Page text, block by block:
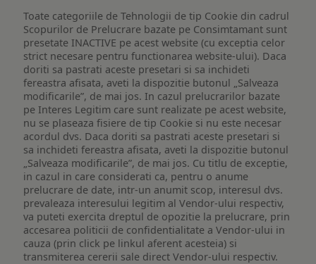
Toate categoriile de Tehnologii de tip Cookie din cadrul
Scopurilor de Prelucrare bazate pe Consimtamant sunt
presetate INACTIVE pe acest website (cu exceptia celor
strict necesare pentru functionarea website-ului). Daca
doriti sa pastrati aceste presetari si sa inchideti
fereastra afisata, aveti la dispozitie butonul „Salveaza
modificarile”, de mai jos. In cazul prelucrarilor bazate
pe Interes Legitim care sunt realizate pe acest website,
nu se plaseaza fisiere de tip Cookie si nu este necesar
acordul dvs. Daca doriti sa pastrati aceste presetari si
sa inchideti fereastra afisata, aveti la dispozitie butonul
„Salveaza modificarile”, de mai jos. Cu titlu de exceptie,
in cazul in care considerati ca, pentru o anume
prelucrare de date, intr-un anumit scop, interesul dvs.
prevaleaza interesului legitim al Vendor-ului respectiv,
va puteti exercita dreptul de opozitie la prelucrare, prin
accesarea politicii de confidentialitate a Vendor-ului in
cauza (prin click pe linkul aferent acesteia) si
transmiterea cererii sale direct Vendor-ului respectiv.